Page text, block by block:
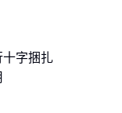
十字捆扎